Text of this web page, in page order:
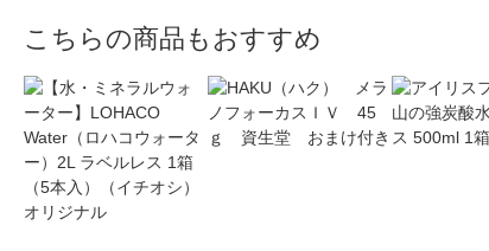
こちらの商品もおすすめ